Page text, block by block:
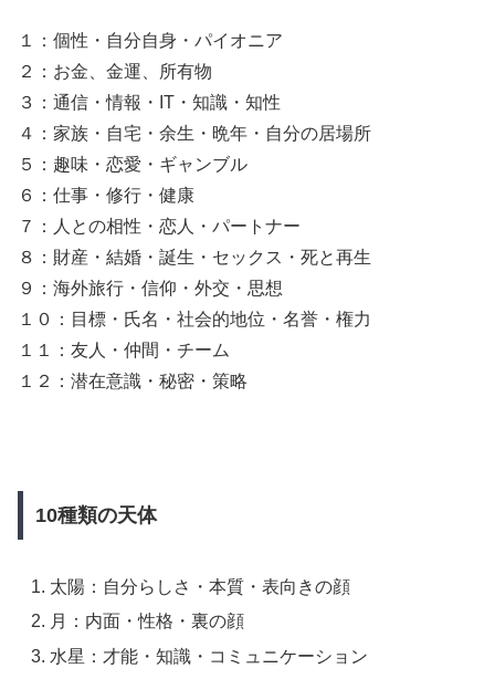
１：個性・自分自身・パイオニア
２：お金、金運、所有物
３：通信・情報・IT・知識・知性
４：家族・自宅・余生・晩年・自分の居場所
５：趣味・恋愛・ギャンブル
６：仕事・修行・健康
７：人との相性・恋人・パートナー
８：財産・結婚・誕生・セックス・死と再生
９：海外旅行・信仰・外交・思想
１０：目標・氏名・社会的地位・名誉・権力
１１：友人・仲間・チーム
１２：潜在意識・秘密・策略
10種類の天体
太陽：自分らしさ・本質・表向きの顔
月：内面・性格・裏の顔
水星：才能・知識・コミュニケーション